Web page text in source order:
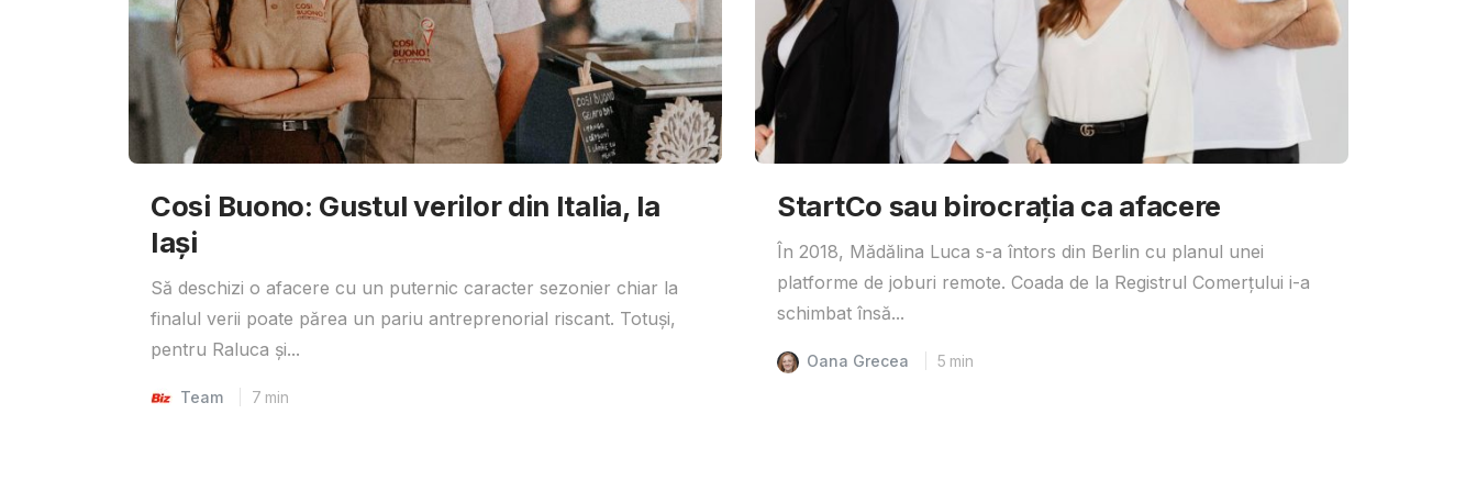
Cosi Buono: Gustul verilor din Italia, la
Iași
Să deschizi o afacere cu un puternic caracter sezonier chiar la
finalul verii poate părea un pariu antreprenorial riscant. Totuși,
pentru Raluca și...
Team 7 min
StartCo sau birocrația ca afacere
În 2018, Mădălina Luca s-a întors din Berlin cu planul unei
platforme de joburi remote. Coada de la Registrul Comerțului i-a
schimbat însă...
Oana Grecea 5 min